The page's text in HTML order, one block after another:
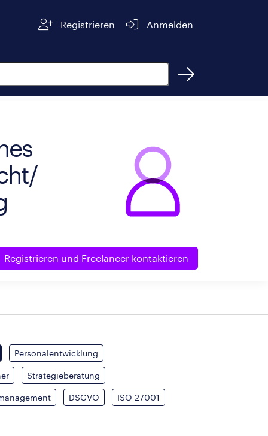
Registrieren Anmelden
Registrieren und Freelancer kontaktieren
Personalentwicklung
Strategieberatung
DSGVO ISO 27001